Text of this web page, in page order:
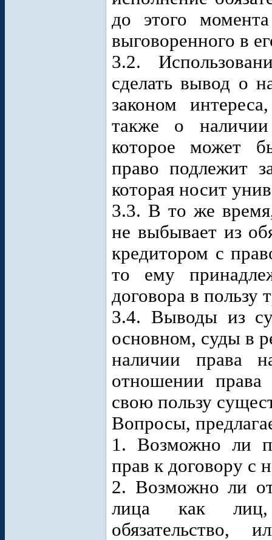
до этого
выговоренного в
3.2.
сделать вывод о
законом
также о
которое может
право подлежит
которая носит
3.3. В то же
не выбывает из
кредитором с
то ему
договора в пользу
3.4. Выводы из
основном, суды в
наличии права
отношении права
свою пользу
Вопросы,
1. Возможно ли
прав к договору с
2. Возможно ли
лица как лиц,
обязательство,